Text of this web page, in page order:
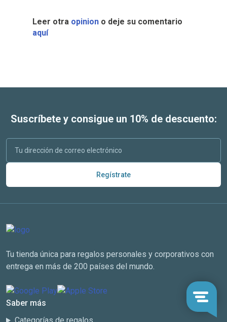
Leer otra opiniono deje su comentario
aquí
Suscríbete y consigue un 10% de descuento:
Regístrate
Tu tienda única para regalos personales y corporativos con
entrega en más de 200 países del mundo.
Saber más